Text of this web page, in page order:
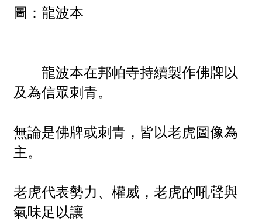
圖：龍波本
龍波本在邦帕寺持續製作佛牌以
及為信眾刺青。
無論是佛牌或刺青，皆以老虎圖像為
主。
老虎代表勢力、權威，老虎的吼聲與
氣味足以讓